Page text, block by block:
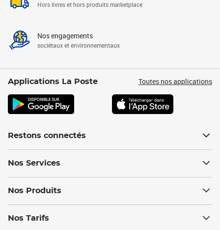
Hors livres et hors produits marketplace
Nos engagements
sociétaux et environnementaux
Applications La Poste Toutes nos applications
Restons connectés
Nos Services
Nos Produits
Nos Tarifs